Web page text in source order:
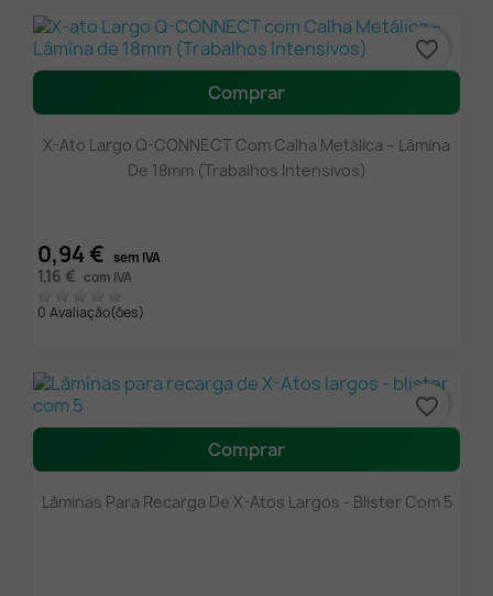
Comprar
X-Ato Largo Q-CONNECT Com Calha Metálica – Lâmina
De 18mm (Trabalhos Intensivos)
0,94 € sem IVA
1,16 € com IVA
0 Avaliação(ões)
favorite_border
Comprar
Lâminas Para Recarga De X-Atos Largos - Blister Com 5
favorite_border